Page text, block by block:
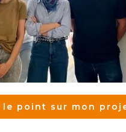
le point sur mon